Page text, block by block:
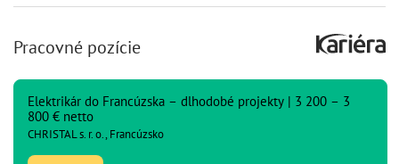
Pracovné pozície
Elektrikár do Francúzska – dlhodobé projekty | 3 200 – 3
800 € netto
CHRISTAL s. r. o., Francúzsko